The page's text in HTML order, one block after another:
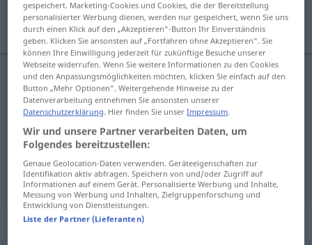
wyjaśnienie, wytłumaczenie, oświadczenie,
deklaracja
wyjaśnienie,wytłumaczenie Erklärung a.
Begründung
oświadczenie,deklaracja
Beispielsätze für "Erklärung"
gespeichert. Marketing-Cookies und Cookies, die der Bereitstellung
personalisierter Werbung dienen, werden nur gespeichert, wenn Sie uns
durch einen Klick auf den „Akzeptieren“-Button Ihr Einverständnis
geben. Klicken Sie ansonsten auf „Fortfahren ohne Akzeptieren“. Sie
können Ihre Einwilligung jederzeit für zukünftige Besuche unserer
Webseite widerrufen. Wenn Sie weitere Informationen zu den Cookies
und den Anpassungsmöglichkeiten möchten, klicken Sie einfach auf den
Button „Mehr Optionen“. Weitergehende Hinweise zu der
Datenverarbeitung entnehmen Sie ansonsten unserer
Datenschutzerklärung. Hier finden Sie unserImpressum.
Wir und unsere Partner verarbeiten Daten, um
Folgendes bereitzustellen:
Genaue Geolocation-Daten verwenden. Geräteeigenschaften zur
Identifikation aktiv abfragen. Speichern von und/oder Zugriff auf
Informationen auf einem Gerät. Personalisierte Werbung und Inhalte,
Messung von Werbung und Inhalten, Zielgruppenforschung und
Entwicklung von Dienstleistungen.
Liste der Partner (Lieferanten)